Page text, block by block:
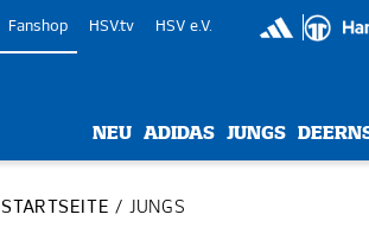
Fanshop HSV.tv HSV e.V.
NEU ADIDAS JUNGS
STARTSEITE / JUNGS